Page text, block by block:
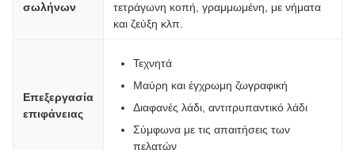
σωλήνων
τετράγωνη κοπή, γραμμωμένη, με νήματα
και ζεύξη κλπ.
Επεξεργασία
επιφάνειας
Τεχνητά
Μαύρη και έγχρωμη ζωγραφική
Διαφανές λάδι, αντιτρυπαντικό λάδι
Σύμφωνα με τις απαιτήσεις των
πελατών